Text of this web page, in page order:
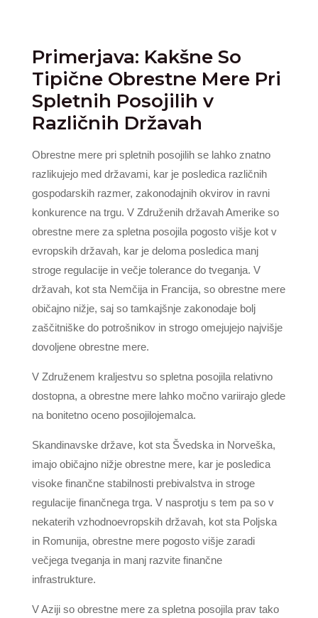
Primerjava: Kakšne So
Tipične Obrestne Mere Pri
Spletnih Posojilih v
Različnih Državah
Obrestne mere pri spletnih posojilih se lahko znatno
razlikujejo med državami, kar je posledica različnih
gospodarskih razmer, zakonodajnih okvirov in ravni
konkurence na trgu. V Združenih državah Amerike so
obrestne mere za spletna posojila pogosto višje kot v
evropskih državah, kar je deloma posledica manj
stroge regulacije in večje tolerance do tveganja. V
državah, kot sta Nemčija in Francija, so obrestne mere
običajno nižje, saj so tamkajšnje zakonodaje bolj
zaščitniške do potrošnikov in strogo omejujejo najvišje
dovoljene obrestne mere.
V Združenem kraljestvu so spletna posojila relativno
dostopna, a obrestne mere lahko močno variirajo glede
na bonitetno oceno posojilojemalca.
Skandinavske države, kot sta Švedska in Norveška,
imajo običajno nižje obrestne mere, kar je posledica
visoke finančne stabilnosti prebivalstva in stroge
regulacije finančnega trga. V nasprotju s tem pa so v
nekaterih vzhodnoevropskih državah, kot sta Poljska
in Romunija, obrestne mere pogosto višje zaradi
večjega tveganja in manj razvite finančne
infrastrukture.
V Aziji so obrestne mere za spletna posojila prav tako